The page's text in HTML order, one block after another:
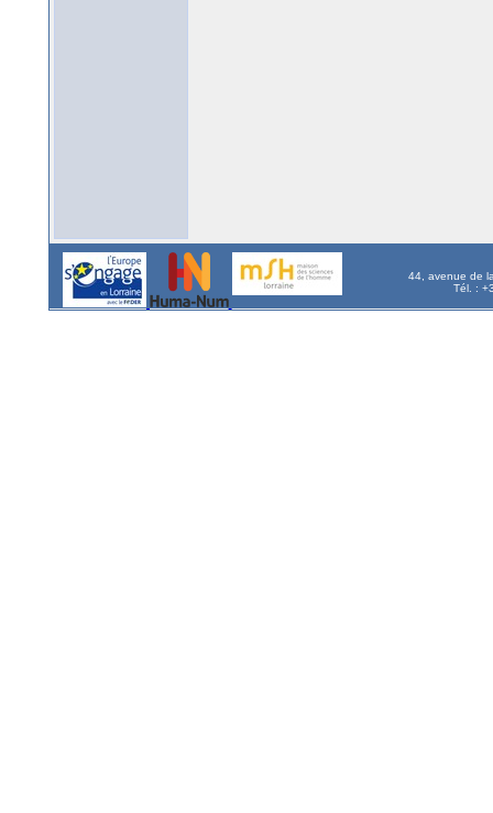
44, avenue de
Tél. :